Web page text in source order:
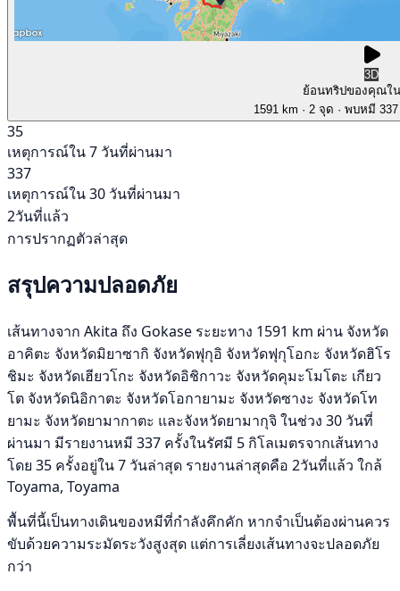
3D
ย้อนทริปของคุณใ
1591 km · 2 จุด · พบหมี
35
เหตุการณ์ใน 7 วันที่ผ่านมา
337
เหตุการณ์ใน 30 วันที่ผ่านมา
2วันที่แล้ว
การปรากฏตัวล่าสุด
สรุปความปลอดภัย
เส้นทางจาก Akita ถึง Gokase ระยะทาง 1591 km ผ่าน จังหวัด
อาคิตะ จังหวัดมิยาซากิ จังหวัดฟุกุอิ จังหวัดฟุกุโอกะ จังหวัดฮิโร
ชิมะ จังหวัดเฮียวโกะ จังหวัดอิชิกาวะ จังหวัดคุมะโมโตะ เกียว
โต จังหวัดนิอิกาตะ จังหวัดโอกายามะ จังหวัดซางะ จังหวัดโท
ยามะ จังหวัดยามากาตะ และจังหวัดยามากุจิ ในช่วง 30 วันที่
ผ่านมา มีรายงานหมี 337 ครั้งในรัศมี 5 กิโลเมตรจากเส้นทาง
โดย 35 ครั้งอยู่ใน 7 วันล่าสุด รายงานล่าสุดคือ 2วันที่แล้ว ใกล้
Toyama, Toyama
พื้นที่นี้เป็นทางเดินของหมีที่กำลังคึกคัก หากจำเป็นต้องผ่านควร
ขับด้วยความระมัดระวังสูงสุด แต่การเลี่ยงเส้นทางจะปลอดภัย
กว่า